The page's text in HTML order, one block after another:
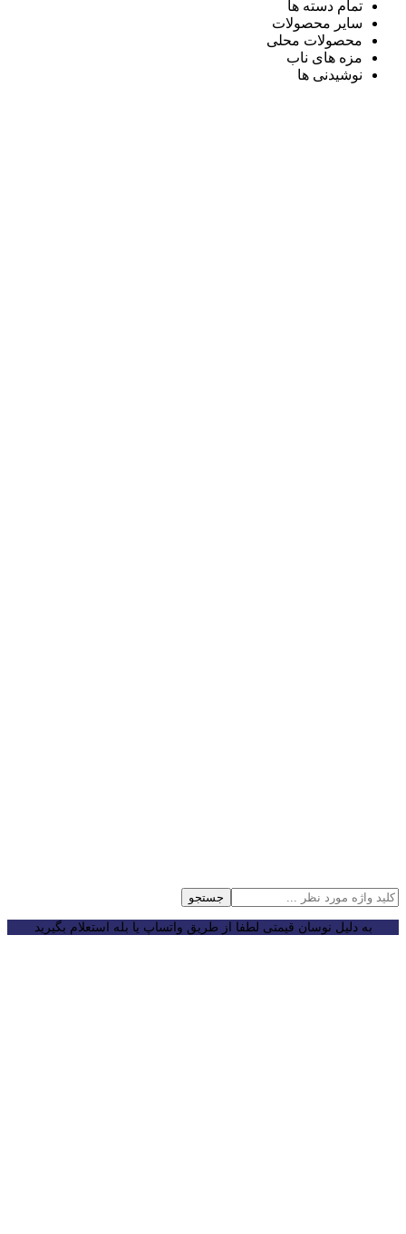
تمام دسته ها
سایر محصولات
محصولات محلی
مزه های ناب
نوشیدنی ها
جستجو
به دلیل نوسان قیمتی لطفا از طریق واتساپ یا بله استعلام بگیرید